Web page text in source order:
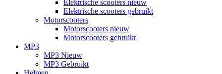
Elektrische scooters nieuw
Elektrische scooters gebruikt
Motorscooters
Motorscooters nieuw
Motorscooters gebruikt
MP3
MP3 Nieuw
MP3 Gebruikt